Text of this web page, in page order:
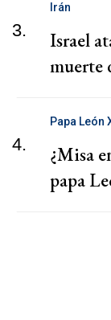
3.
Irán
Israel
muerte
4.
Papa León
¿Misa
papa